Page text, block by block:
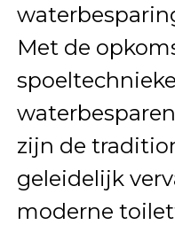
Met de
zijn de
geleidelijk
moderne